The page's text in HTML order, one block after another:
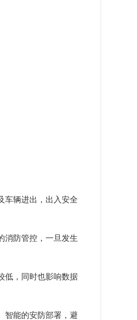
辆进出，出入安全
防管控，一旦发生
，同时也影响数据
能的安防部署，避